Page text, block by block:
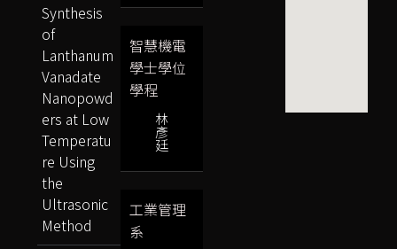
智慧機電
學士學位
學程
林
彥
廷
工業管理
系
Synthesis
of
Lanthanum
Vanadate
Nanopowd
ers at Low
Temperatu
re Using
the
Ultrasonic
Method